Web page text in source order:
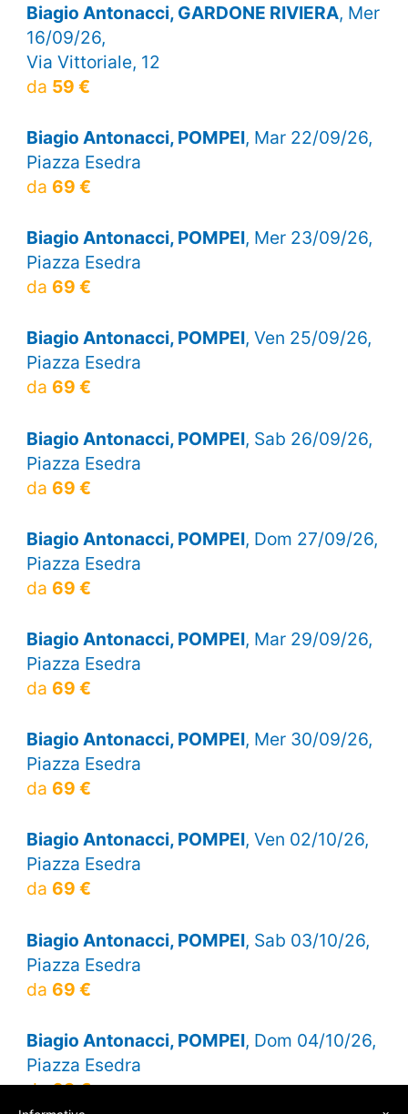
Biagio Antonacci, GARDONE RIVIERA, Mer
16/09/26,
Via Vittoriale, 12
da 59 €
Biagio Antonacci, POMPEI, Mar 22/09/26,
Piazza Esedra
da 69 €
Biagio Antonacci, POMPEI, Mer 23/09/26,
Piazza Esedra
da 69 €
Biagio Antonacci, POMPEI, Ven 25/09/26,
Piazza Esedra
da 69 €
Biagio Antonacci, POMPEI, Sab 26/09/26,
Piazza Esedra
da 69 €
Biagio Antonacci, POMPEI, Dom 27/09/26,
Piazza Esedra
da 69 €
Biagio Antonacci, POMPEI, Mar 29/09/26,
Piazza Esedra
da 69 €
Biagio Antonacci, POMPEI, Mer 30/09/26,
Piazza Esedra
da 69 €
Biagio Antonacci, POMPEI, Ven 02/10/26,
Piazza Esedra
da 69 €
Biagio Antonacci, POMPEI, Sab 03/10/26,
Piazza Esedra
da 69 €
Biagio Antonacci, POMPEI, Dom 04/10/26,
Piazza Esedra
da69 €